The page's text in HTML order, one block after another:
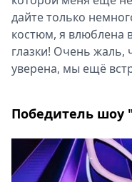
дайте только
костюм, я влюблена
глазки! Очень жаль,
уверена, мы ещё
Победитель шоу